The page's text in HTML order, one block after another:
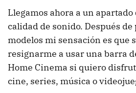
Llegamos ahora a un apartado
calidad de sonido. Después
modelos mi sensación es que
resignarme a usar una barra
Home Cinema si quiero
cine, series, música o